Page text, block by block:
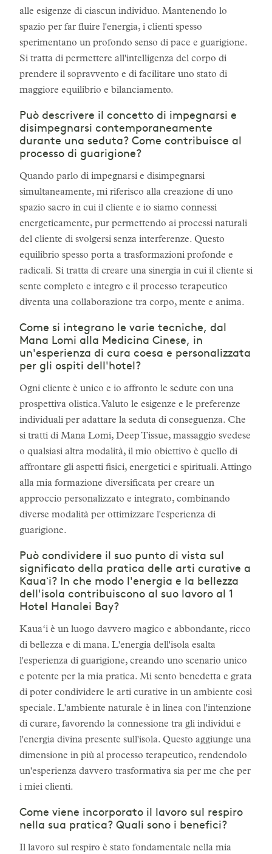
alle esigenze di ciascun individuo. Mantenendo lo
spazio per far fluire l'energia, i clienti spesso
sperimentano un profondo senso di pace e guarigione.
Si tratta di permettere all'intelligenza del corpo di
prendere il sopravvento e di facilitare uno stato di
maggiore equilibrio e bilanciamento.
Può descrivere il concetto di impegnarsi e
disimpegnarsi contemporaneamente
durante una seduta? Come contribuisce al
processo di guarigione?
Quando parlo di impegnarsi e disimpegnarsi
simultaneamente, mi riferisco alla creazione di uno
spazio sacro in cui il cliente e io siamo connessi
energeticamente, pur permettendo ai processi naturali
del cliente di svolgersi senza interferenze. Questo
equilibrio spesso porta a trasformazioni profonde e
radicali. Si tratta di creare una sinergia in cui il cliente si
sente completo e integro e il processo terapeutico
diventa una collaborazione tra corpo, mente e anima.
Come si integrano le varie tecniche, dal
Mana Lomi alla Medicina Cinese, in
un'esperienza di cura coesa e personalizzata
per gli ospiti dell'hotel?
Ogni cliente è unico e io affronto le sedute con una
prospettiva olistica. Valuto le esigenze e le preferenze
individuali per adattare la seduta di conseguenza. Che
si tratti di Mana Lomi, Deep Tissue, massaggio svedese
o qualsiasi altra modalità, il mio obiettivo è quello di
affrontare gli aspetti fisici, energetici e spirituali. Attingo
alla mia formazione diversificata per creare un
approccio personalizzato e integrato, combinando
diverse modalità per ottimizzare l'esperienza di
guarigione.
Può condividere il suo punto di vista sul
significato della pratica delle arti curative a
Kauaʻi? In che modo l'energia e la bellezza
dell'isola contribuiscono al suo lavoro al 1
Hotel Hanalei Bay?
Kauaʻi è un luogo davvero magico e abbondante, ricco
di bellezza e di mana. L'energia dell'isola esalta
l'esperienza di guarigione, creando uno scenario unico
e potente per la mia pratica. Mi sento benedetta e grata
di poter condividere le arti curative in un ambiente così
speciale. L'ambiente naturale è in linea con l'intenzione
di curare, favorendo la connessione tra gli individui e
l'energia divina presente sull'isola. Questo aggiunge una
dimensione in più al processo terapeutico, rendendolo
un'esperienza davvero trasformativa sia per me che per
i miei clienti.
Come viene incorporato il lavoro sul respiro
nella sua pratica? Quali sono i benefici?
Il lavoro sul respiro è stato fondamentale nella mia